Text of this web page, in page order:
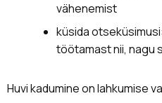
vähenemist
küsida
töötamast nii, nagu
Huvi kadumine on lahkumise